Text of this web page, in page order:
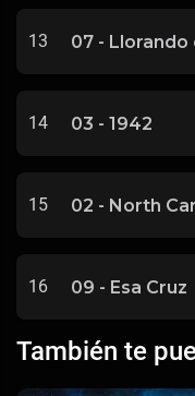
13 07 - Llorando
14 03 - 1942
15 02 - North
16 09 - Esa Cruz
También te